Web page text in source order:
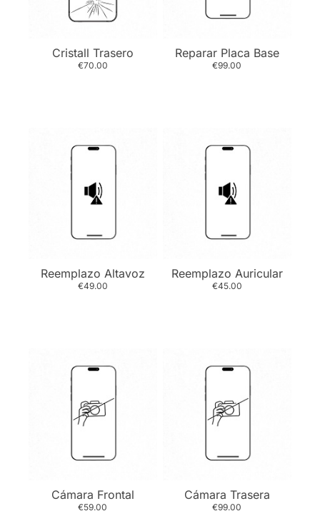
Cristall Trasero
€70.00
Reparar Placa Base
€99.00
Reemplazo Altavoz
€49.00
Reemplazo Auricular
€45.00
Cámara Frontal
€59.00
Cámara Trasera
€99.00